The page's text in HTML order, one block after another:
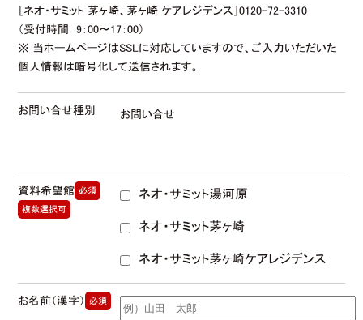
［ネオ・サミット 茅ヶ崎、茅ヶ崎 ケアレジデンス］0120-72-3310
（受付時間 9：00〜17：00）
※ 当ホームページはSSLに対応していますので、ご入力いただいた
個人情報は暗号化して送信されます。
お問い合せ種別 お問い合せ
資料希望館 必須
複数選択可
ネオ・サミット湯河原
ネオ・サミット茅ヶ崎
ネオ・サミット茅ヶ崎ケアレジデンス
お名前（漢字） 必須